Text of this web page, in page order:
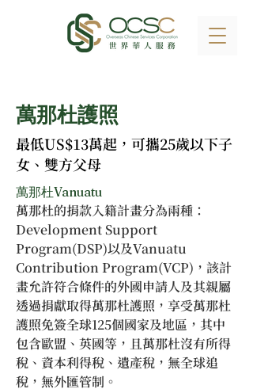
萬那杜護照
最低US$13萬起，可攜25歲以下子
女、雙方父母
萬那杜Vanuatu
萬那杜的捐款入籍計畫分為兩種：
Development Support
Program(DSP)以及Vanuatu
Contribution Program(VCP)，該計
畫允許符合條件的外國申請人及其親屬
透過捐獻取得萬那杜護照，享受萬那杜
護照免簽全球125個國家及地區，其中
包含歐盟、英國等，且萬那杜沒有所得
稅、資本利得稅、遺產稅，無全球追
稅，無外匯管制。